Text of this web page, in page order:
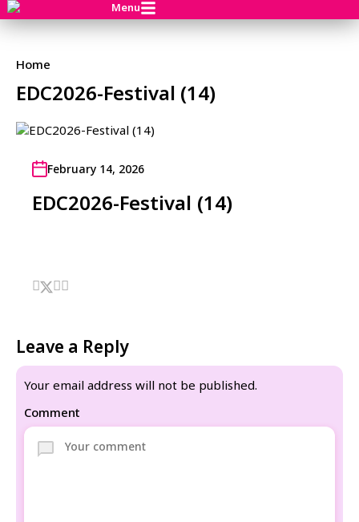
Menu
Home
EDC2026-Festival (14)
February 14, 2026
EDC2026-Festival (14)
Leave a Reply
Your email address will not be published.
Comment